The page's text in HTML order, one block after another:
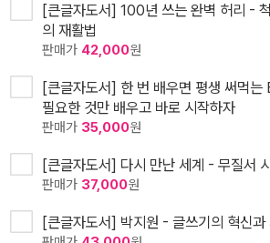
[큰글자도서] 100년 쓰는 완벽 허리 -
의 재활법
판매가 42,000원
[큰글자도서] 한 번 배우면 평생 써먹
필요한 것만 배우고 바로 시작하자
판매가 35,000원
[큰글자도서] 다시 만난 세계 - 무질서
판매가 37,000원
[큰글자도서] 박지원 - 글쓰기의 혁신과